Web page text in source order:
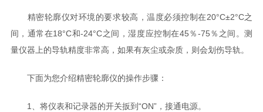
精密轮廓仪对环境的要求较高，温度必须控制在20°C±2°C之
间，通常在18°C和-24°C之间，湿度应控制在45％-75％之间。测
量仪器上的导轨精度非常高，如果有灰尘或杂质，则会划伤导轨。
下面为您介绍精密轮廓仪的操作步骤：
1、将仪表和记录器的开关扳到“ON”，接通电源。